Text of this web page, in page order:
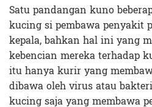
Satu pandangan kuno
kucing si pembawa penyakit
kepala, bahkan hal ini yang
kebencian mereka terhadap
itu hanya kurir yang
dibawa oleh virus atau
kucing saja yang membawa